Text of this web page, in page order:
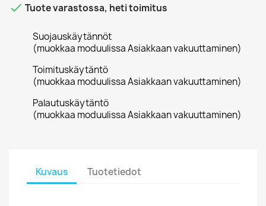
 Tuote varastossa, heti toimitus
Suojauskäytännöt
(muokkaa moduulissa Asiakkaan vakuuttaminen)
Toimituskäytäntö
(muokkaa moduulissa Asiakkaan vakuuttaminen)
Palautuskäytäntö
(muokkaa moduulissa Asiakkaan vakuuttaminen)
Kuvaus Tuotetiedot